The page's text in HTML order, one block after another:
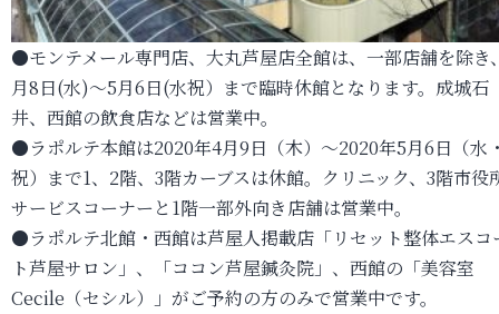
●モンテメール専門店、大丸芦屋店全館は、一部店舗を除き
月8日(水)～5月6日(水祝）まで臨時休館となります。成城石
井、西館の飲食店などは営業中。
●ラポルテ本館は2020年4月9日（木）～2020年5月6日（水
祝）まで1、2階、3階カーブスは休館。クリニック、3階市役
サービスコーナーと1階一部外向き店舗は営業中。
●ラポルテ北館・西館は芦屋人掲載店「リセット整体エスコ
ト芦屋サロン」、「ココン芦屋鍼灸院」、西館の「美容室
Cecile（セシル）」がご予約の方のみで営業中です。